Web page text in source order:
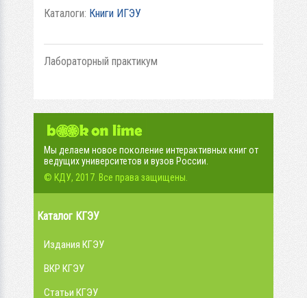
Каталоги: Книги ИГЭУ
Лабораторный практикум
Мы делаем новое поколение интерактивных книг от
ведущих университетов и вузов России.
© КДУ, 2017. Все права защищены.
Каталог КГЭУ
Издания КГЭУ
ВКР КГЭУ
Статьи КГЭУ